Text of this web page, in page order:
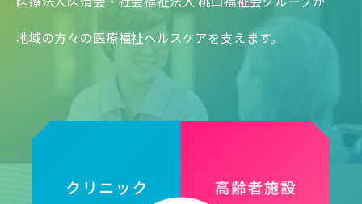
地域の方々の医療福祉ヘルスケアを支えます。